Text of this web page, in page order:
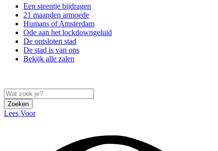
Een steentje bijdragen
21 maanden armoede
Humans of Amsterdam
Ode aan het lockdowngeluid
De ontsloten stad
De stad is van ons
Bekijk alle zalen
Zoeken
Lees Voor